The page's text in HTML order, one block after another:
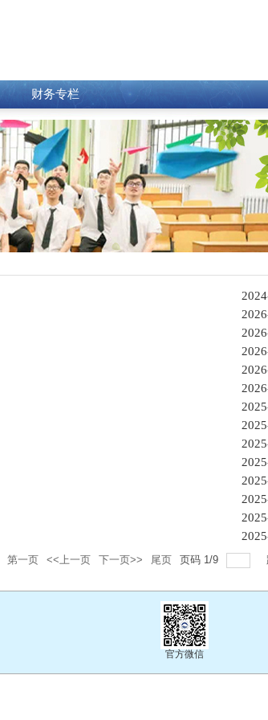
财务专栏
第一页 <<上一页 下一页>> 尾页 页码 1/9
官方微信